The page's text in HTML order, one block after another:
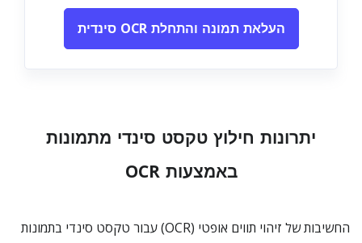
העלאת תמונה והתחלת OCR סינדית
יתרונות חילוץ טקסט סינדי מתמונות
באמצעות OCR
החשיבות של זיהוי תווים אופטי (OCR) עבור טקסט סינדי בתמונות